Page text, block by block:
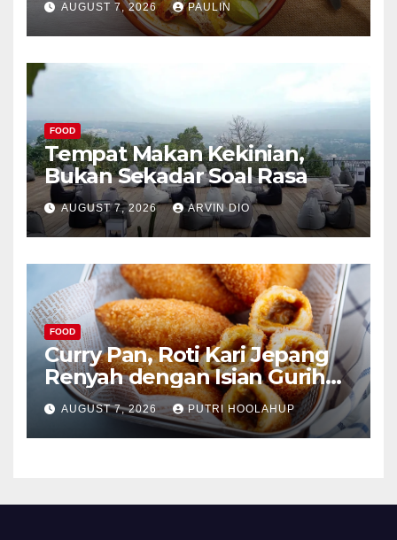
AUGUST 7, 2026 PAULIN
FOOD
Tempat Makan Kekinian,
Bukan Sekadar Soal Rasa
AUGUST 7, 2026 ARVIN DIO
FOOD
Curry Pan, Roti Kari Jepang
Renyah dengan Isian Gurih
Menggoda
AUGUST 7, 2026 PUTRI HOOLAHUP